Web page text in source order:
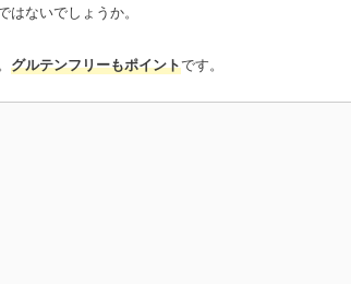
ないでしょうか。
グルテンフリーもポイントです。